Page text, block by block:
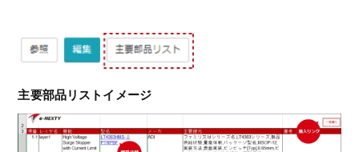
主要部品リストイメージ